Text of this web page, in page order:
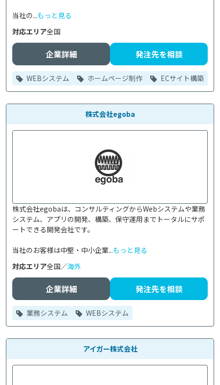
当社の...もっと見る
対応エリア全国
企業詳細 発注先を相談
WEBシステム ホームページ制作 ECサイト構築
株式会社egoba
株式会社egobaは、コンサルティングからWebシステムや業務
システム、アプリの開発、構築、保守運用までトータルにサポ
ートできる開発会社です。
当社のお客様は中堅・中小企業...もっと見る
対応エリア全国／海外
企業詳細 発注先を相談
業務システム WEBシステム
アイガー株式会社